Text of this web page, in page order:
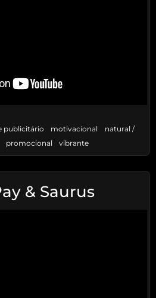
publicitário motivacional
natural /
promocional vibrante
& Saurus